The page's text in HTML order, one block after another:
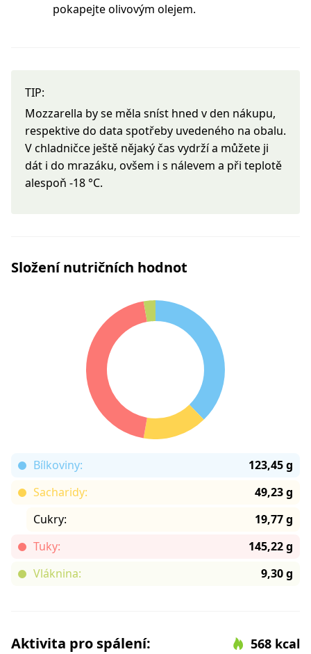
pokapejte olivovým olejem.
TIP:
Mozzarella by se měla sníst hned v den nákupu,
respektive do data spotřeby uvedeného na obalu.
V chladničce ještě nějaký čas vydrží a můžete ji
dát i do mrazáku, ovšem i s nálevem a při teplotě
alespoň -18 °C.
Složení nutričních hodnot
Bílkoviny:
123,45 g
Sacharidy:
49,23 g
Cukry:
19,77 g
Tuky:
145,22 g
Vláknina:
9,30 g
Aktivita pro spálení: 568 kcal